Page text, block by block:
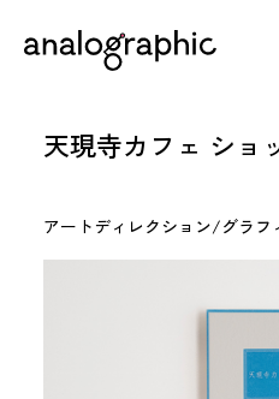
天現寺カフェ ショ
アートディレクション/グラフ